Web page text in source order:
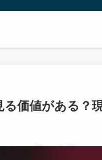
価値がある？